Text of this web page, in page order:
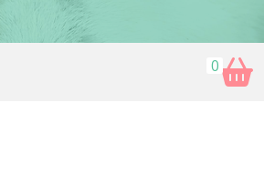
0